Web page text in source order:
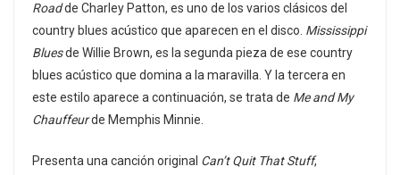
Roadde Charley Patton, es uno de los varios clásicos del
country blues acústico que aparecen en el disco. Mississippi
Bluesde Willie Brown, es la segunda pieza de ese country
blues acústico que domina a la maravilla. Y la tercera en
este estilo aparece a continuación, se trata de Me and My
Chauffeurde Memphis Minnie.
Presenta una canción original Can’t Quit That Stuff,